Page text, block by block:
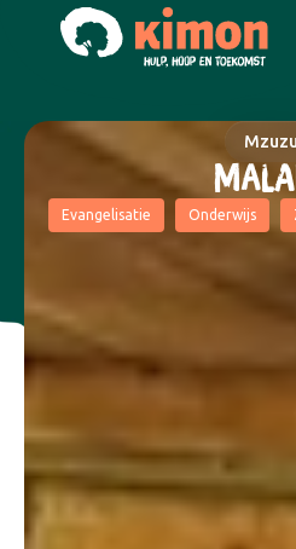
Mzuzu
Evangelisatie Onderwijs